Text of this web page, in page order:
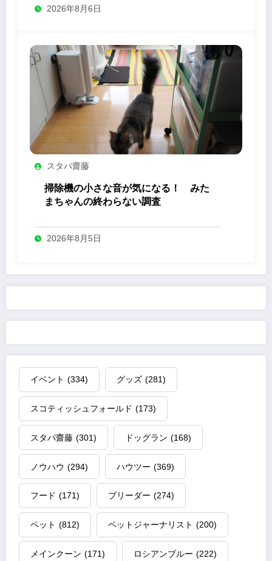
2026年8月6日
スタパ齋藤
掃除機の小さな音が気になる！ みた
まちゃんの終わらない調査
2026年8月5日
イベント (334) グッズ (281)
スコティッシュフォールド (173)
スタパ齋藤 (301) ドッグラン (168)
ノウハウ (294) ハウツー (369)
フード (171) ブリーダー (274)
ペット (812) ペットジャーナリスト (200)
メインクーン (171) ロシアンブルー (222)